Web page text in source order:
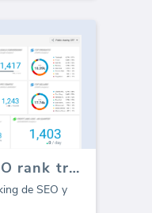
Blog y sitio web SEO rank tracker
de SEO y